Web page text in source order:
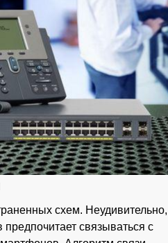
схем. Неудивительно,
связываться с